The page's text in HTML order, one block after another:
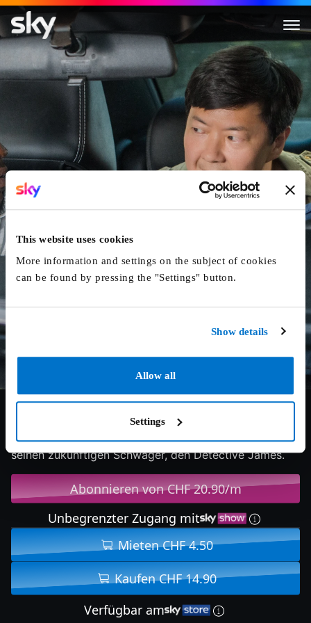
This website uses cookies
More information and settings on the subject of cookies
can be found by pressing the "Settings" button.
Show details
Allow all
Settings
Ride Along 2
6.3/10 2016 97 min Komödie
Ben ist mittlerweile bei der Polizei und nervt weiterhin
seinen zukünftigen Schwager, den Detective James.
Abonnieren von CHF 20.90/m
Unbegrenzter Zugang mit
Mieten CHF 4.50
Kaufen CHF 14.90
Verfügbar am